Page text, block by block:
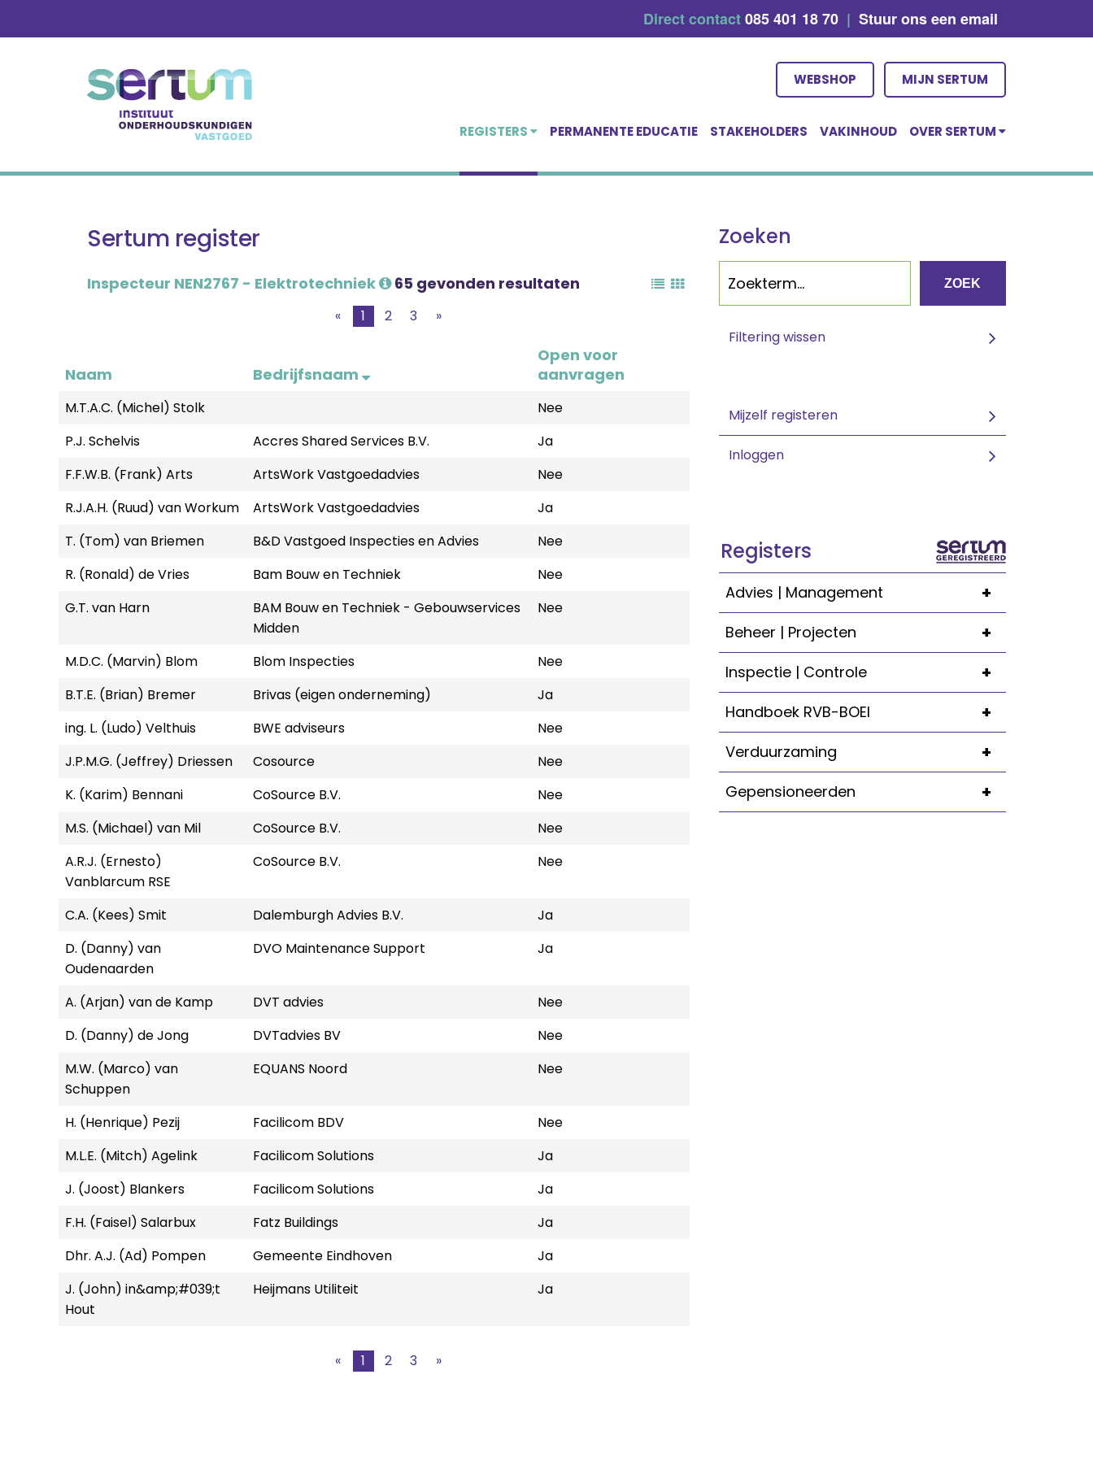
content
Direct contact085 401 18 70 | Stuur ons een email
WEBSHOP MIJN SERTUM
REGISTERS PERMANENTE EDUCATIE STAKEHOLDERS VAKINHOUD OVER SERTUM
Sertum register
Inspecteur NEN2767 - Elektrotechniek 65 gevonden resultaten
« 1 2 3 »
Naam Bedrijfsnaam
Open voor
aanvragen
M.T.A.C. (Michel) Stolk
Nee
P.J. Schelvis
Accres Shared Services B.V.
Ja
F.F.W.B. (Frank) Arts
ArtsWork Vastgoedadvies
Nee
R.J.A.H. (Ruud) van Workum
ArtsWork Vastgoedadvies
Ja
T. (Tom) van Briemen
B&D Vastgoed Inspecties en Advies
Nee
R. (Ronald) de Vries
Bam Bouw en Techniek
Nee
G.T. van Harn
BAM Bouw en Techniek - Gebouwservices
Midden
Nee
M.D.C. (Marvin) Blom Blom Inspecties
Nee
B.T.E. (Brian) Bremer
Brivas (eigen onderneming)
Ja
ing. L. (Ludo) Velthuis
BWE adviseurs
Nee
J.P.M.G. (Jeffrey) Driessen
Cosource
Nee
K. (Karim) Bennani
CoSource B.V.
Nee
M.S. (Michael) van Mil
CoSource B.V.
Nee
A.R.J. (Ernesto)
Vanblarcum RSE
CoSource B.V. Nee
C.A. (Kees) Smit Dalemburgh Advies B.V.
Ja
D. (Danny) van
Oudenaarden
DVO Maintenance Support Ja
A. (Arjan) van de Kamp DVT advies
Nee
D. (Danny) de Jong
DVTadvies BV
Nee
M.W. (Marco) van
Schuppen
EQUANS Noord Nee
H. (Henrique) Pezij Facilicom BDV
Nee
M.L.E. (Mitch) Agelink
Facilicom Solutions
Ja
J. (Joost) Blankers
Facilicom Solutions
Ja
F.H. (Faisel) Salarbux
Fatz Buildings
Ja
Dhr. A.J. (Ad) Pompen
Gemeente Eindhoven
Ja
J. (John) in&amp;#039;t
Hout
Heijmans Utiliteit Ja
« 1 2 3 »
Zoeken
ZOEK
Filtering wissen
Mijzelf registeren
Inloggen
Registers
+
Advies | Management
+
Beheer | Projecten
+
Inspectie | Controle
+
Handboek RVB-BOEI
+
Verduurzaming
+
Gepensioneerden